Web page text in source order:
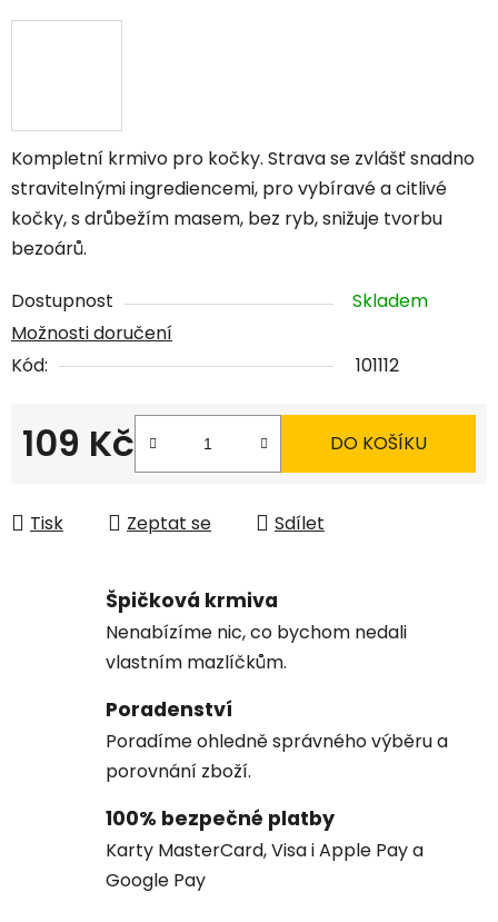
Kompletní krmivo pro kočky. Strava se zvlášť snadno
stravitelnými ingrediencemi, pro vybíravé a citlivé
kočky, s drůbežím masem, bez ryb, snižuje tvorbu
bezoárů.
Dostupnost
Skladem
Možnosti doručení
Kód:
101112
109 Kč DO KOŠÍKU
Tisk Zeptat se Sdílet
Špičková krmiva
Nenabízíme nic, co bychom nedali
vlastním mazlíčkům.
Poradenství
Poradíme ohledně správného výběru a
porovnání zboží.
100% bezpečné platby
Karty MasterCard, Visa i Apple Pay a
Google Pay